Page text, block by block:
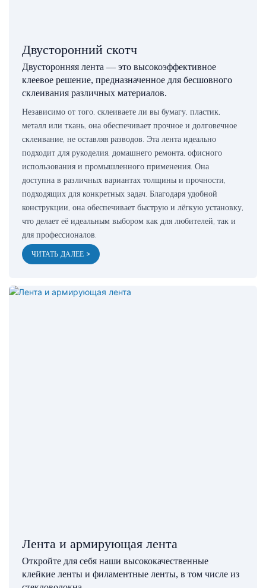
Двусторонний скотч
Двусторонняя лента — это высокоэффективное
клеевое решение, предназначенное для бесшовного
склеивания различных материалов.
Независимо от того, склеиваете ли вы бумагу, пластик,
металл или ткань, она обеспечивает прочное и долговечное
склеивание, не оставляя разводов. Эта лента идеально
подходит для рукоделия, домашнего ремонта, офисного
использования и промышленного применения. Она
доступна в различных вариантах толщины и прочности,
подходящих для конкретных задач. Благодаря удобной
конструкции, она обеспечивает быструю и лёгкую установку,
что делает её идеальным выбором как для любителей, так и
для профессионалов.
ЧИТАТЬ ДАЛЕЕ >
Лента и армирующая лента
Откройте для себя наши высококачественные
клейкие ленты и филаментные ленты, в том числе из